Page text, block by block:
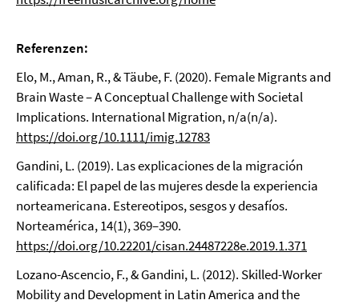
Referenzen:
Elo, M., Aman, R., & Täube, F. (2020). Female Migrants and
Brain Waste – A Conceptual Challenge with Societal
Implications. International Migration, n/a(n/a).
https://doi.org/10.1111/imig.12783
Gandini, L. (2019). Las explicaciones de la migración
calificada: El papel de las mujeres desde la experiencia
norteamericana. Estereotipos, sesgos y desafíos.
Norteamérica, 14(1), 369–390.
https://doi.org/10.22201/cisan.24487228e.2019.1.371
Lozano-Ascencio, F., & Gandini, L. (2012). Skilled-Worker
Mobility and Development in Latin America and the